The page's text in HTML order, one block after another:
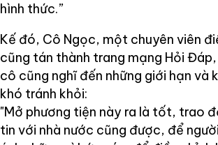
hình thức.”
Kế đó, Cô Ngọc, một chuyên viên
cũng tán thành trang mạng Hỏi
cô cũng nghĩ đến những giới hạn và
khó tránh khỏi:
"Mở phương tiện này ra là tốt, trao
tin với nhà nước cũng được, để